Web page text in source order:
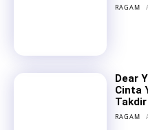
RAGAM
Dear
Cinta
Takdir
RAGAM